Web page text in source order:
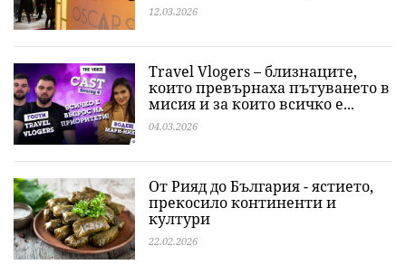
12.03.2026
Travel Vlogers – близнаците,
които превърнаха пътуването в
мисия и за които всичко е...
04.03.2026
От Рияд до България - ястието,
прекосило континенти и
култури
22.02.2026